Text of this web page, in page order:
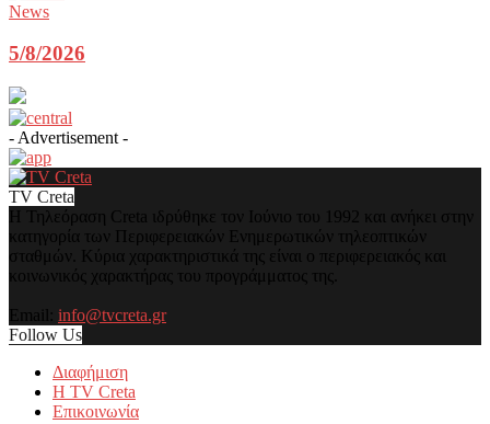
News
5/8/2026
- Advertisement -
TV Creta
Η Τηλεόραση Creta ιδρύθηκε τον Ιούνιο του 1992 και ανήκει στην
κατηγορία των Περιφερειακών Ενημερωτικών τηλεοπτικών
σταθμών. Κύρια χαρακτηριστικά της είναι ο περιφερειακός και
κοινωνικός χαρακτήρας του προγράμματος της.
Email: info@tvcreta.gr
Follow Us
Διαφήμιση
Η TV Creta
Επικοινωνία